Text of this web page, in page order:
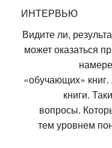
ИНТЕРВЬЮ
Видите ли,
может оказаться
«обучающих»
книги.
вопросы.
тем уровнем